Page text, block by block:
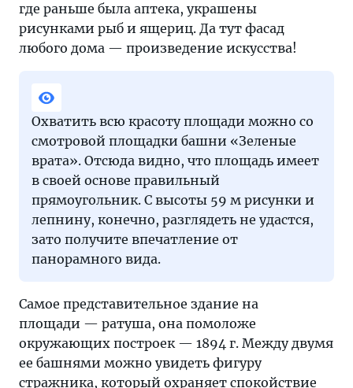
где раньше была аптека, украшены
рисунками рыб и ящериц. Да тут фасад
любого дома — произведение искусства!
Охватить всю красоту площади можно со
смотровой площадки башни «Зеленые
врата». Отсюда видно, что площадь имеет
в своей основе правильный
прямоугольник. С высоты 59 м рисунки и
лепнину, конечно, разглядеть не удастся,
зато получите впечатление от
панорамного вида.
Самое представительное здание на
площади — ратуша, она помоложе
окружающих построек — 1894 г. Между двумя
ее башнями можно увидеть фигуру
стражника, который охраняет спокойствие